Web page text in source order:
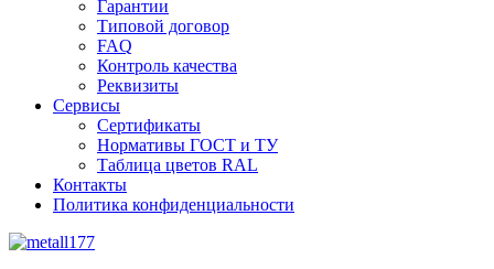
Гарантии
Типовой договор
FAQ
Контроль качества
Реквизиты
Сервисы
Сертификаты
Нормативы ГОСТ и ТУ
Таблица цветов RAL
Контакты
Политика конфиденциальности